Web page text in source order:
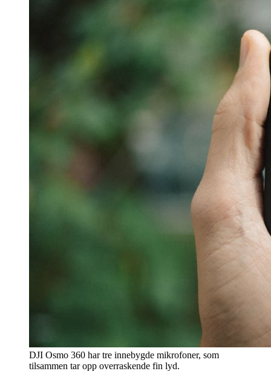
DJI Osmo 360 har tre innebygde mikrofoner, som
tilsammen tar opp overraskende fin lyd.